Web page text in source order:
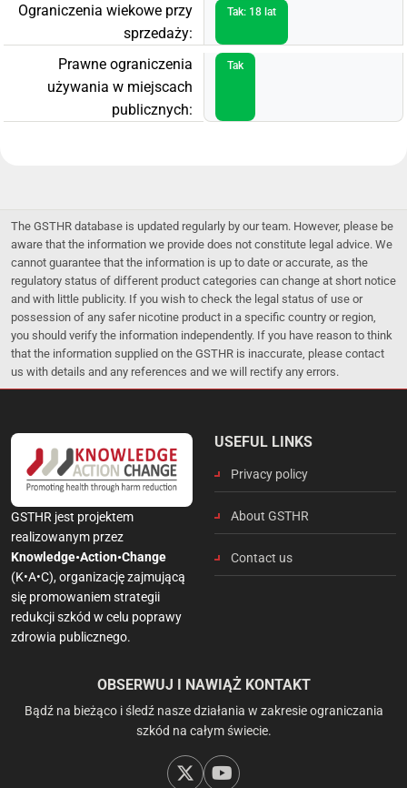
Ograniczenia wiekowe przy
sprzedaży:
Tak: 18 lat
Prawne ograniczenia
używania w miejscach
publicznych:
Tak
The GSTHR database is updated regularly by our team. However, please be
aware that the information we provide does not constitute legal advice. We
cannot guarantee that the information is up to date or accurate, as the
regulatory status of different product categories can change at short notice
and with little publicity. If you wish to check the legal status of use or
possession of any safer nicotine product in a specific country or region,
you should verify the information independently. If you have reason to think
that the information supplied on the GSTHR is inaccurate, please contact
us with details and any references and we will rectify any errors.
GSTHR jest projektem
realizowanym przez
Knowledge•Action•Change
(K•A•C), organizację zajmującą
się promowaniem strategii
redukcji szkód w celu poprawy
zdrowia publicznego.
USEFUL LINKS
Privacy policy
About GSTHR
Contact us
OBSERWUJ I NAWIĄŻ KONTAKT
Bądź na bieżąco i śledź nasze działania w zakresie ograniczania
szkód na całym świecie.